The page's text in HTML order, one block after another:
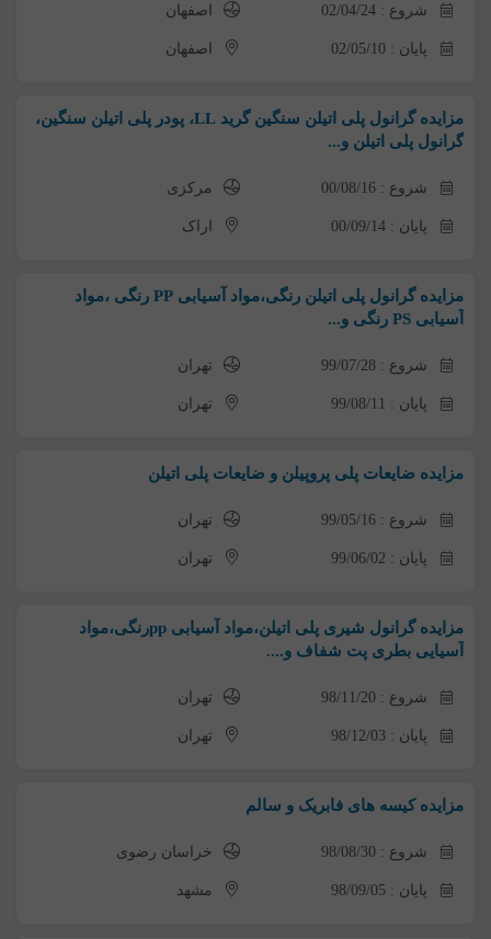
شروع : 02/04/24 اصفهان
پایان : 02/05/10 اصفهان
مزایده گرانول پلی اتیلن سنگین گرید LL، پودر پلی اتیلن سنگین،
گرانول پلی اتیلن و...
شروع : 00/08/16 مرکزی
پایان : 00/09/14 اراک
مزایده گرانول پلی اتیلن رنگی،مواد آسیابی PP رنگی ،مواد
آسیابی PS رنگی و...
شروع : 99/07/28 تهران
پایان : 99/08/11 تهران
مزایده ضایعات پلی پروپیلن و ضایعات پلی اتیلن
شروع : 99/05/16 تهران
پایان : 99/06/02 تهران
مزایده گرانول شیری پلی اتیلن،مواد آسیابی ppرنگی،مواد
آسیایی بطری پت شفاف و....
شروع : 98/11/20 تهران
پایان : 98/12/03 تهران
مزایده کیسه های فابریک و سالم
شروع : 98/08/30 خراسان رضوی
پایان : 98/09/05 مشهد